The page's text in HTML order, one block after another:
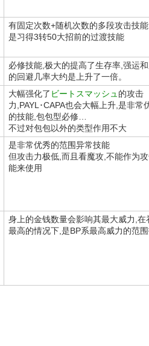
有固定次数+随机次数的多段攻击技能
是习得3转50大招前的过渡技能
必修技能,极大的提高了生存率,强运
的回避几率大约是上升了一倍。
大幅强化了 ビートスマッシュ 的攻击
力,PAYL･CAPA也会大幅上升,是非常
的技能,包包型必修…
不过对包包以外的类型作用不大
是非常优秀的范围异常技能
但攻击力极低,而且看魔攻,不能作为
能来使用
身上的金钱数量会影响其最大威力,在
最高的情况下,是BP系最高威力的范